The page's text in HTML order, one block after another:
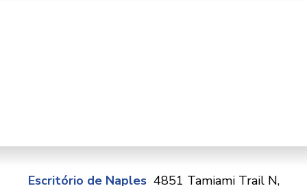
Escritório de Naples 4851 Tamiami Trail N,